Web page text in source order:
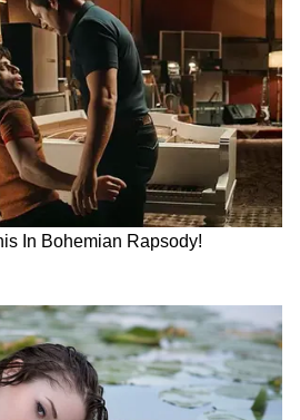
के कई क्षेत्रों को भी अपनाया
पर, हम अपने संबंधों के और
काम करते हैं।"
पर जापानी पीएम ताकाइची
के दौरान, दोनों देशों ने
में अपने सहयोग का काफी
स्टैक में "एक सुरक्षित,
मानव-केंद्रित, टिकाऊ,
उन्मुख एआई इकोसिस्टम" को
करने पर सहमत हुए।